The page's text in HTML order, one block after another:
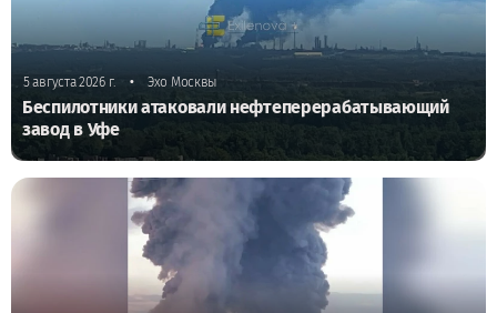
5 августа 2026 г. • Эхо Москвы
Беспилотники атаковали нефтеперерабатывающий
завод в Уфе